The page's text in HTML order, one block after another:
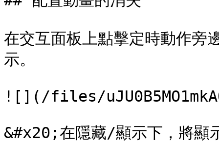
在交互面板上點擊定時動作旁
示。
![](/files/
&#x20;在隱藏/顯示下，將顯